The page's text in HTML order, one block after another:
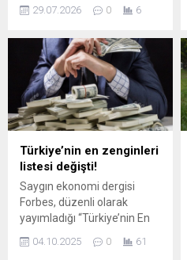
yapılan açıklamalarda,
değerlendirmeler öne çıktı.
Guterres’in vurguladığı
sürecin ardından Dışişleri
Bakanlığı da resmi bir yanıt
yayımladı. Dışişleri Bakanlığı
Sözcüsü Öncü Keçeli
tarafından paylaşılan yazılı
açıklamada, BM Genel
Sekreteri’nin Kıbrıs için
ortaya koyduğu çabaların
takdir edildiği belirtildi.
Yapılan...
29.07.2026 0 6
Türkiye’nin en zenginleri
listesi değişti!
Saygın ekonomi dergisi
Forbes, düzenli olarak
yayımladığı “Türkiye’nin En
Zenginleri” listesini
güncelledi. Listenin büyük
04.10.2025 0 61